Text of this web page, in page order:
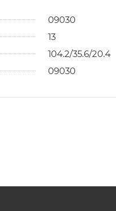
09030
13
104.2/35.6/20.4
09030